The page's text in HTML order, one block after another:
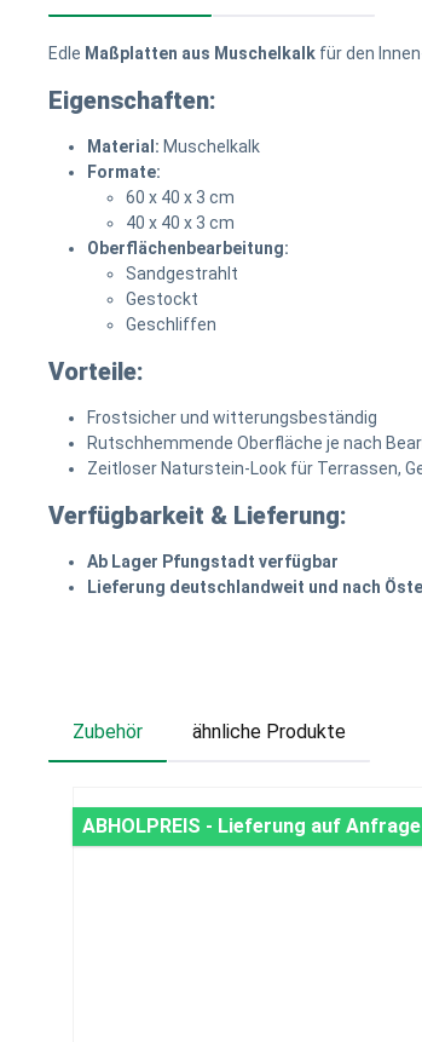
Edle Maßplatten aus Muschelkalk für den
Eigenschaften:
Material: Muschelkalk
Formate:
60 x 40 x 3 cm
40 x 40 x 3 cm
Oberflächenbearbeitung:
Sandgestrahlt
Gestockt
Geschliffen
Vorteile:
Frostsicher und witterungsbeständig
Rutschhemmende Oberfläche je nach
Zeitloser Naturstein-Look für Terrassen,
Verfügbarkeit & Lieferung:
Ab Lager Pfungstadt verfügbar
Lieferung deutschlandweit und nach
Zubehör ähnliche Produkte
ABHOLPREIS - Lieferung auf Anfrage